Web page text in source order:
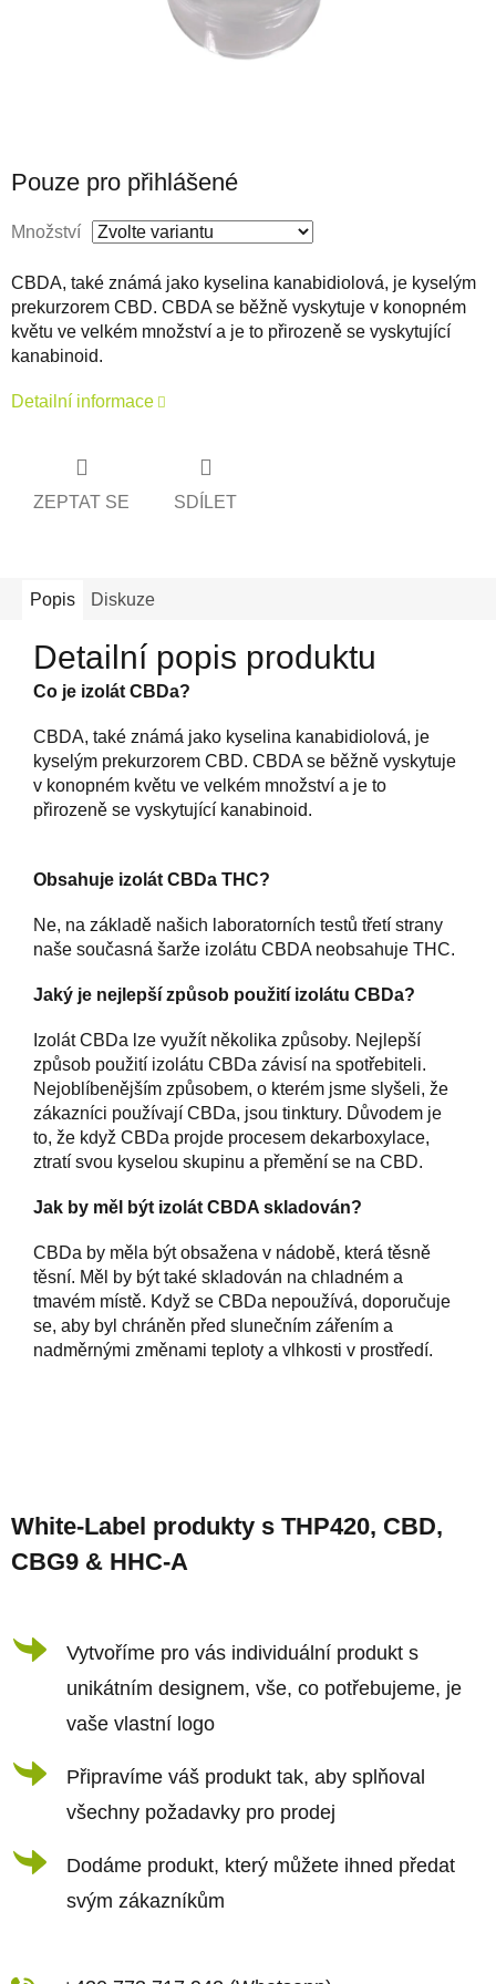
Pouze pro přihlášené
Množství
CBDA, také známá jako kyselina kanabidiolová, je kyselým
prekurzorem CBD. CBDA se běžně vyskytuje v konopném
květu ve velkém množství a je to přirozeně se vyskytující
kanabinoid.
Detailní informace
ZEPTAT SE SDÍLET
Popis Diskuze
Detailní popis produktu
Co je izolát CBDa?
CBDA, také známá jako kyselina kanabidiolová, je
kyselým prekurzorem CBD. CBDA se běžně vyskytuje
v konopném květu ve velkém množství a je to
přirozeně se vyskytující kanabinoid.
Obsahuje izolát CBDa THC?
Ne, na základě našich laboratorních testů třetí strany
naše současná šarže izolátu CBDA neobsahuje THC.
Jaký je nejlepší způsob použití izolátu CBDa?
Izolát CBDa lze využít několika způsoby. Nejlepší
způsob použití izolátu CBDa závisí na spotřebiteli.
Nejoblíbenějším způsobem, o kterém jsme slyšeli, že
zákazníci používají CBDa, jsou tinktury. Důvodem je
to, že když CBDa projde procesem dekarboxylace,
ztratí svou kyselou skupinu a přemění se na CBD.
Jak by měl být izolát CBDA skladován?
CBDa by měla být obsažena v nádobě, která těsně
těsní. Měl by být také skladován na chladném a
tmavém místě. Když se CBDa nepoužívá, doporučuje
se, aby byl chráněn před slunečním zářením a
nadměrnými změnami teploty a vlhkosti v prostředí.
á
p
a
White-Label produkty s THP420, CBD,
CBG9 & HHC-A
Vytvoříme pro vás individuální produkt s
unikátním designem, vše, co potřebujeme, je
vaše vlastní logo
Připravíme váš produkt tak, aby splňoval
všechny požadavky pro prodej
Dodáme produkt, který můžete ihned předat
svým zákazníkům